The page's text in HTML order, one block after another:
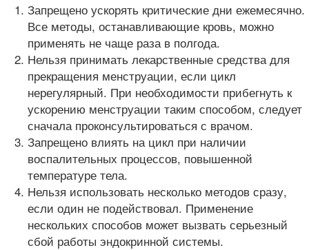
Запрещено ускорять критические дни ежемесячно.
Все методы, останавливающие кровь, можно
применять не чаще раза в полгода.
Нельзя принимать лекарственные средства для
прекращения менструации, если цикл
нерегулярный. При необходимости прибегнуть к
ускорению менструации таким способом, следует
сначала проконсультироваться с врачом.
Запрещено влиять на цикл при наличии
воспалительных процессов, повышенной
температуре тела.
Нельзя использовать несколько методов сразу,
если один не подействовал. Применение
нескольких способов может вызвать серьезный
сбой работы эндокринной системы.